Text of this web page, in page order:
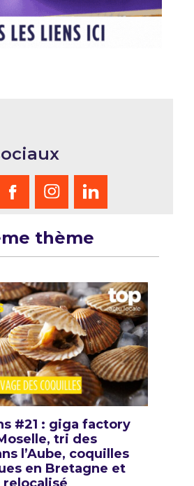
thème
#21 : giga factory
tri des
l’Aube, coquilles
en Bretagne et